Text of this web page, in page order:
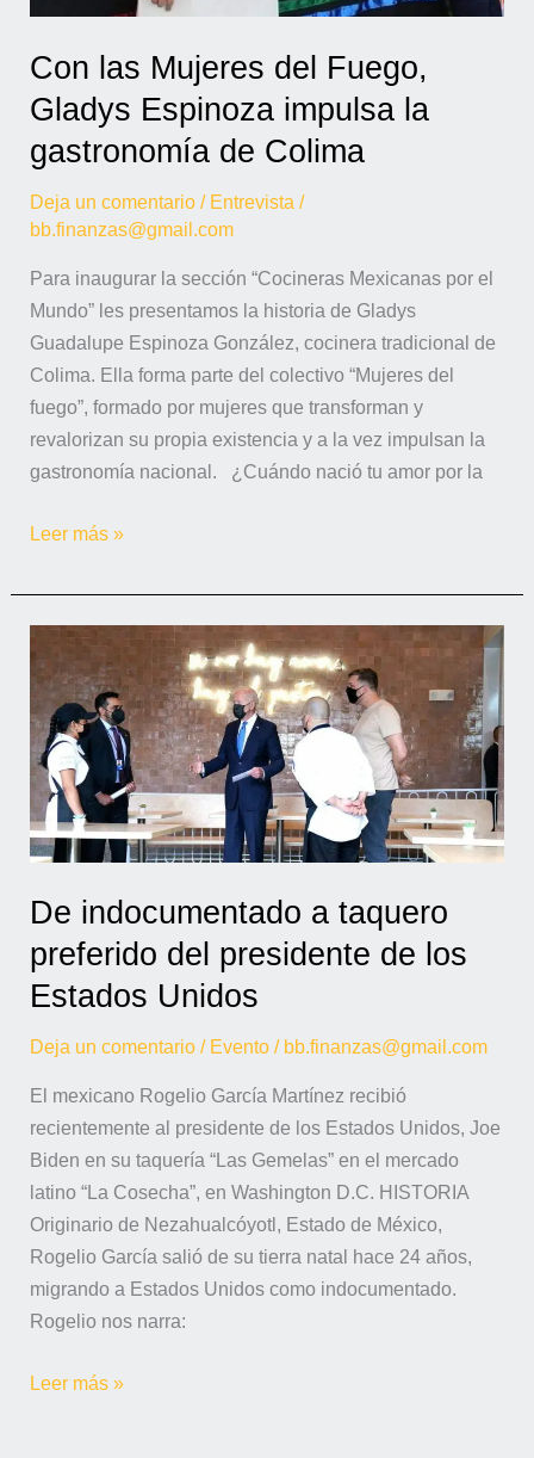
Con las Mujeres del Fuego,
Gladys Espinoza impulsa la
gastronomía de Colima
Deja un comentario / Entrevista /
bb.finanzas@gmail.com
Para inaugurar la sección “Cocineras Mexicanas por el
Mundo” les presentamos la historia de Gladys
Guadalupe Espinoza González, cocinera tradicional de
Colima. Ella forma parte del colectivo “Mujeres del
fuego”, formado por mujeres que transforman y
revalorizan su propia existencia y a la vez impulsan la
gastronomía nacional. ¿Cuándo nació tu amor por la
Leer más »
De indocumentado a taquero
preferido del presidente de los
Estados Unidos
Deja un comentario / Evento / bb.finanzas@gmail.com
El mexicano Rogelio García Martínez recibió
recientemente al presidente de los Estados Unidos, Joe
Biden en su taquería “Las Gemelas” en el mercado
latino “La Cosecha”, en Washington D.C. HISTORIA
Originario de Nezahualcóyotl, Estado de México,
Rogelio García salió de su tierra natal hace 24 años,
migrando a Estados Unidos como indocumentado.
Rogelio nos narra:
indocumentado
taquero
preferido
del
presidente
de
los
Estados
Unidos
Leer más »